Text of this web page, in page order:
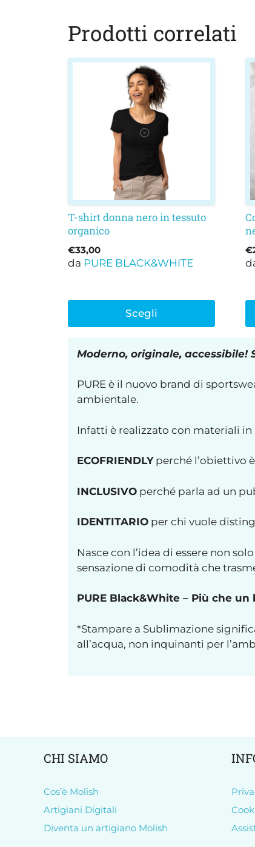
Prodotti correlati
T-shirt donna nero in tessuto
organico
€33,00
da PURE BLACK&WHITE
Scegli
Questo
scelte
nella
pagina
del
prodotto
€
Moderno, originale, accessibile!
PURE è il nuovo brand di
ambientale.
Infatti è realizzato con materiali
ECOFRIENDLYperché l’obiettivo
INCLUSIVO perché parla ad un
IDENTITARIO per chi vuole
Nasce con l’idea di essere non
sensazione di comodità che
PURE Black&White – Più che
*Stampare a Sublimazione
all’acqua, non inquinanti per
CHI SIAMO
Cos’è Molish
Artigiani Digitali
Diventa un artigiano Molish